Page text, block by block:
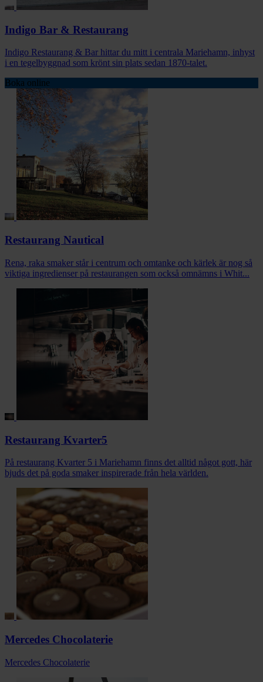
Indigo Bar & Restaurang
Indigo Restaurang & Bar hittar du mitt i centrala Mariehamn, inhyst
i en tegelbyggnad som krönt sin plats sedan 1870-talet.
Boka online
Restaurang Nautical
Rena, raka smaker står i centrum och omtanke och kärlek är nog så
viktiga ingredienser på restaurangen som också omnämns i Whit...
Restaurang Kvarter5
På restaurang Kvarter 5 i Mariehamn finns det alltid något gott, här
bjuds det på goda smaker inspirerade från hela världen.
Mercedes Chocolaterie
Mercedes Chocolaterie